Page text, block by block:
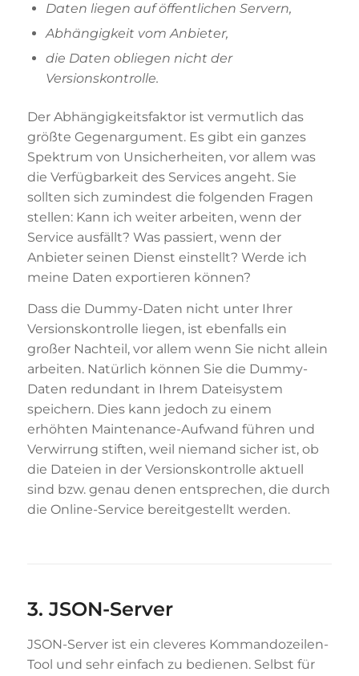
Daten liegen auf öffentlichen Servern,
Abhängigkeit vom Anbieter,
die Daten obliegen nicht der
Versionskontrolle.
Der Abhängigkeitsfaktor ist vermutlich das
größte Gegenargument. Es gibt ein ganzes
Spektrum von Unsicherheiten, vor allem was
die Verfügbarkeit des Services angeht. Sie
sollten sich zumindest die folgenden Fragen
stellen: Kann ich weiter arbeiten, wenn der
Service ausfällt? Was passiert, wenn der
Anbieter seinen Dienst einstellt? Werde ich
meine Daten exportieren können?
Dass die Dummy-Daten nicht unter Ihrer
Versionskontrolle liegen, ist ebenfalls ein
großer Nachteil, vor allem wenn Sie nicht allein
arbeiten. Natürlich können Sie die Dummy-
Daten redundant in Ihrem Dateisystem
speichern. Dies kann jedoch zu einem
erhöhten Maintenance-Aufwand führen und
Verwirrung stiften, weil niemand sicher ist, ob
die Dateien in der Versionskontrolle aktuell
sind bzw. genau denen entsprechen, die durch
die Online-Service bereitgestellt werden.
3. JSON-Server
JSON-Server ist ein cleveres Kommandozeilen-
Tool und sehr einfach zu bedienen. Selbst für